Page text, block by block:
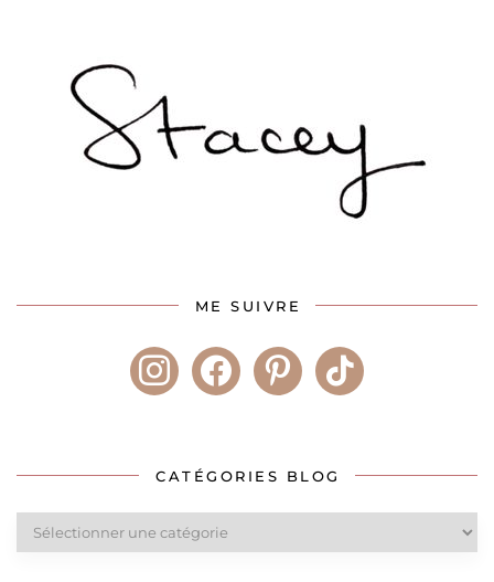
ME SUIVRE
instagramfacebookpinteresttiktok
CATÉGORIES BLOG
Catégories
blog